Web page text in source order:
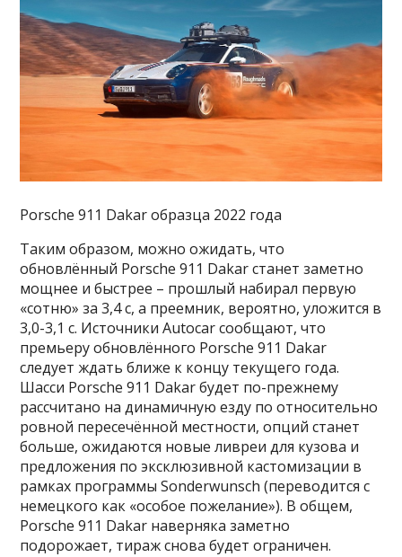
Porsche 911 Dakar образца 2022 года
Таким образом, можно ожидать, что
обновлённый Porsche 911 Dakar станет заметно
мощнее и быстрее – прошлый набирал первую
«сотню» за 3,4 с, а преемник, вероятно, уложится в
3,0-3,1 с. Источники Autocar сообщают, что
премьеру обновлённого Porsche 911 Dakar
следует ждать ближе к концу текущего года.
Шасси Porsche 911 Dakar будет по-прежнему
рассчитано на динамичную езду по относительно
ровной пересечённой местности, опций станет
больше, ожидаются новые ливреи для кузова и
предложения по эксклюзивной кастомизации в
рамках программы Sonderwunsch (переводится с
немецкого как «особое пожелание»). В общем,
Porsche 911 Dakar наверняка заметно
подорожает, тираж снова будет ограничен.